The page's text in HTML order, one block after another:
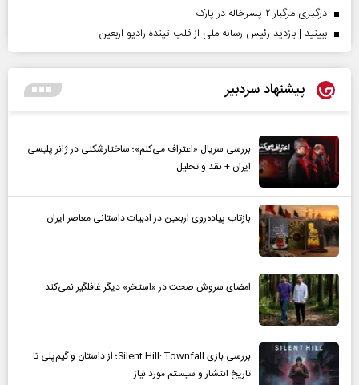
درگیری مرگبار ۲ پسرخاله در پارک
ببینید | بازدید رئیس رسانه ملی از قلب تپنده رادیو اربعین
پیشنهاد سردبیر
بررسی سریال «اعتراف می‌کنم»؛ ساختارشکنی در ژانر پلیسی
ایران + نقد و تحلیل
بازتاب پیاده‌روی اربعین در ادبیات داستانی معاصر ایران
امضای سروش صحت در «استخر» دیگر غافلگیر نمی‌کند
بررسی بازی Silent Hill: Townfall؛ از داستان و گیم‌پلی تا
تاریخ انتشار و سیستم مورد نیاز